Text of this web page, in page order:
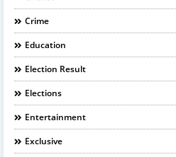
Crime
Education
Election Result
Elections
Entertainment
Exclusive